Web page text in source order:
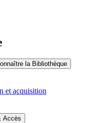
la Bibliothèque
et acquisition
Accès